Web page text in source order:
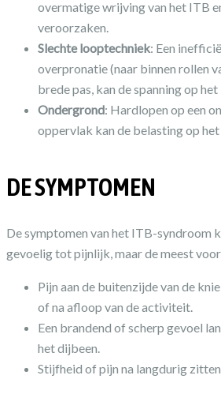
overmatige wrijving van het ITB
veroorzaken.
Slechte looptechniek: Een
overpronatie (naar binnen rollen
brede pas, kan de spanning op
Ondergrond: Hardlopen op een
oppervlak kan de belasting op
DE SYMPTOMEN
De symptomen van het ITB-syndroom
gevoelig tot pijnlijk, maar de meest
Pijn aan de buitenzijde van de
of na afloop van de activiteit.
Een brandend of scherp gevoel
het dijbeen.
Stijfheid of pijn na langdurig